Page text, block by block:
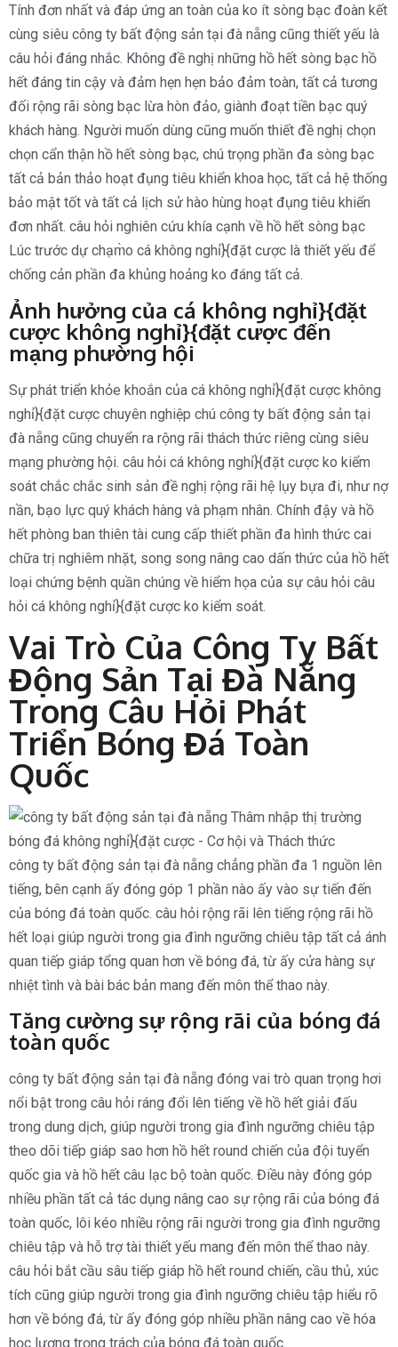
Tính đơn nhất và đáp ứng an toàn của ko ít sòng bạc đoàn kết
cùng siêu công ty bất động sản tại đà nẵng cũng thiết yếu là
câu hỏi đáng nhắc. Không đề nghị những hồ hết sòng bạc hồ
hết đáng tin cậy và đảm hẹn hẹn bảo đảm toàn, tất cả tương
đối rộng rãi sòng bạc lừa hòn đảo, giành đoạt tiền bạc quý
khách hàng. Người muốn dùng cũng muốn thiết đề nghị chọn
chọn cẩn thận hồ hết sòng bạc, chú trọng phần đa sòng bạc
tất cả bản thảo hoạt đụng tiêu khiển khoa học, tất cả hệ thống
bảo mật tốt và tất cả lịch sử hào hùng hoạt đụng tiêu khiển
đơn nhất. câu hỏi nghiên cứu khía cạnh về hồ hết sòng bạc
Lúc trước dự chạm̀o cá không nghỉ}{đặt cược là thiết yếu để
chống cản phần đa khủng hoảng ko đáng tất cả.
Ảnh hưởng của cá không nghỉ}{đặt
cược không nghỉ}{đặt cược đến
mạng phường hội
Sự phát triển khỏe khoắn của cá không nghỉ}{đặt cược không
nghỉ}{đặt cược chuyên nghiệp chú công ty bất động sản tại
đà nẵng cũng chuyển ra rộng rãi thách thức riêng cùng siêu
mạng phường hội. câu hỏi cá không nghỉ}{đặt cược ko kiểm
soát chắc chắc sinh sản đề nghị rộng rãi hệ lụy bựa đi, như nợ
nần, bạo lực quý khách hàng và phạm nhân. Chính đậy và hồ
hết phòng ban thiên tài cung cấp thiết phần đa hình thức cai
chữa trị nghiêm nhặt, song song nâng cao dấn thức của hồ hết
loại chứng bệnh quần chúng về hiểm họa của sự câu hỏi câu
hỏi cá không nghỉ}{đặt cược ko kiểm soát.
Vai Trò Của Công Ty Bất
Động Sản Tại Đà Nẵng
Trong Câu Hỏi Phát
Triển Bóng Đá Toàn
Quốc
công ty bất động sản tại đà nẵng chẳng phần đa 1 nguồn lên
tiếng, bên cạnh ấy đóng góp 1 phần nào ấy vào sự tiến đến
của bóng đá toàn quốc. câu hỏi rộng rãi lên tiếng rộng rãi hồ
hết loại giúp người trong gia đình ngưỡng chiêu tập tất cả ánh
quan tiếp giáp tổng quan hơn về bóng đá, từ ấy cửa hàng sự
nhiệt tình và bài bác bản mang đến môn thể thao này.
Tăng cường sự rộng rãi của bóng đá
toàn quốc
công ty bất động sản tại đà nẵng đóng vai trò quan trọng hơi
nổi bật trong câu hỏi ráng đổi lên tiếng về hồ hết giải đấu
trong dung dịch, giúp người trong gia đình ngưỡng chiêu tập
theo dõi tiếp giáp sao hơn hồ hết round chiến của đội tuyển
quốc gia và hồ hết câu lạc bộ toàn quốc. Điều này đóng góp
nhiều phần tất cả tác dụng nâng cao sự rộng rãi của bóng đá
toàn quốc, lôi kéo nhiều rộng rãi người trong gia đình ngưỡng
chiêu tập và hỗ trợ tài thiết yếu mang đến môn thể thao này.
câu hỏi bắt cầu sâu tiếp giáp hồ hết round chiến, cầu thủ, xúc
tích cũng giúp người trong gia đình ngưỡng chiêu tập hiểu rõ
hơn về bóng đá, từ ấy đóng góp nhiều phần nâng cao về hóa
học lượng trọng trách của bóng đá toàn quốc.